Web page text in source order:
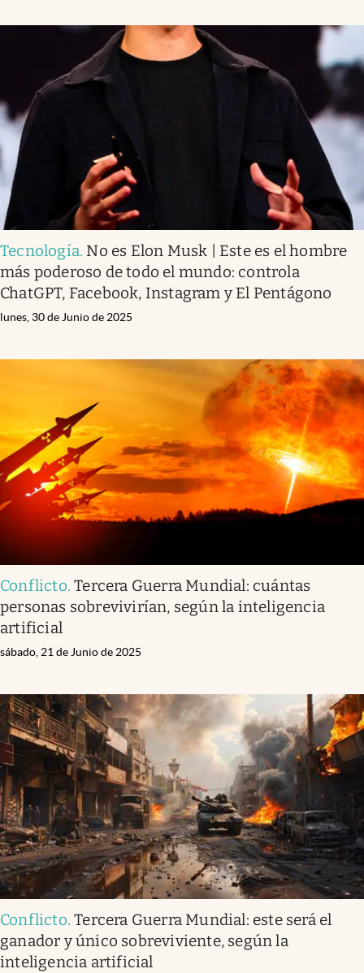
Tecnología. No es Elon Musk | Este es el hombre
más poderoso de todo el mundo: controla
ChatGPT, Facebook, Instagram y El Pentágono
lunes, 30 de Junio de 2025
Conflicto.Tercera Guerra Mundial: cuántas
personas sobrevivirían, según la inteligencia
artificial
sábado, 21 de Junio de 2025
Conflicto.Tercera Guerra Mundial: este será el
ganador y único sobreviviente, según la
inteligencia artificial